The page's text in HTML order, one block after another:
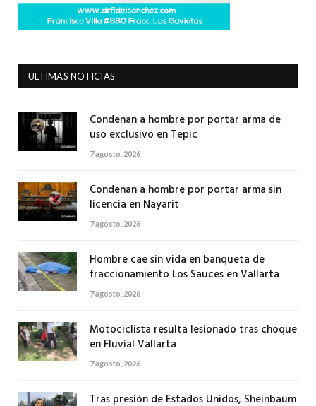
ULTIMAS NOTICIAS
Condenan a hombre por portar arma de
uso exclusivo en Tepic
7 agosto, 2026
Condenan a hombre por portar arma sin
licencia en Nayarit
7 agosto, 2026
Hombre cae sin vida en banqueta de
fraccionamiento Los Sauces en Vallarta
7 agosto, 2026
Motociclista resulta lesionado tras choque
en Fluvial Vallarta
7 agosto, 2026
Tras presión de Estados Unidos, Sheinbaum